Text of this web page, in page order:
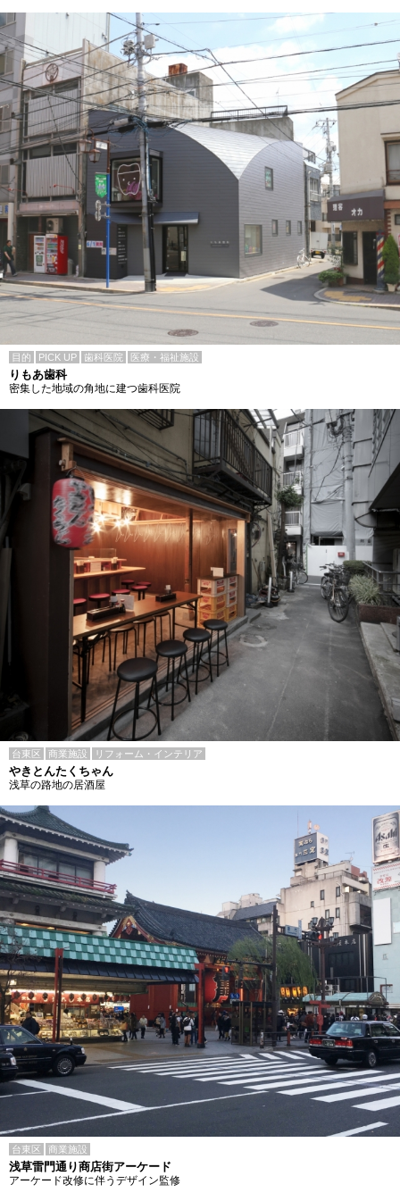
目的 PICK UP 歯科医院 医療・福祉施設
りもあ歯科
密集した地域の角地に建つ歯科医院
台東区 商業施設 リフォーム・インテリア
やきとんたくちゃん
浅草の路地の居酒屋
台東区 商業施設
浅草雷門通り商店街アーケード
アーケード改修に伴うデザイン監修